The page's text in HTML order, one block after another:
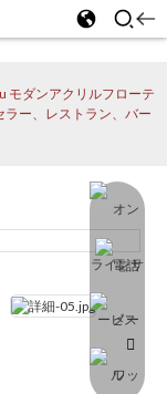
モダンアクリルフローテ
ラー、レストラン、バー